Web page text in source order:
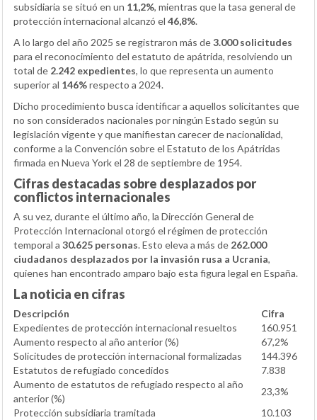
subsidiaria se situó en un 11,2%, mientras que la tasa general de
protección internacional alcanzó el 46,8%.
A lo largo del año 2025 se registraron más de3.000 solicitudes
para el reconocimiento del estatuto de apátrida, resolviendo un
total de 2.242 expedientes, lo que representa un aumento
superior al 146%respecto a 2024.
Dicho procedimiento busca identificar a aquellos solicitantes que
no son considerados nacionales por ningún Estado según su
legislación vigente y que manifiestan carecer de nacionalidad,
conforme a la Convención sobre el Estatuto de los Apátridas
firmada en Nueva York el 28 de septiembre de 1954.
Cifras destacadas sobre desplazados por
conflictos internacionales
A su vez, durante el último año, la Dirección General de
Protección Internacional otorgó el régimen de protección
temporal a 30.625 personas. Esto eleva a más de 262.000
ciudadanos desplazados por la invasión rusa a Ucrania,
quienes han encontrado amparo bajo esta figura legal en España.
La noticia en cifras
Descripción
Cifra
Expedientes de protección internacional resueltos
160.951
Aumento respecto al año anterior (%)
67,2%
Solicitudes de protección internacional formalizadas
144.396
Estatutos de refugiado concedidos
7.838
Aumento de estatutos de refugiado respecto al año
anterior (%)
23,3%
Protección subsidiaria tramitada
10.103